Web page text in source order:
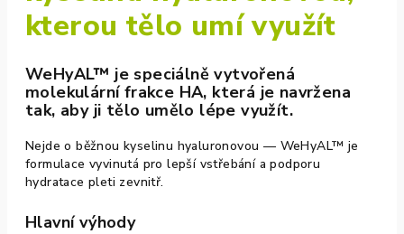
kterou tělo umí využít
WeHyAL™ je speciálně vytvořená
molekulární frakce HA, která je navržena
tak, aby ji tělo umělo lépe využít.
Nejde o běžnou kyselinu hyaluronovou — WeHyAL™ je
formulace vyvinutá pro lepší vstřebání a podporu
hydratace pleti zevnitř.
Hlavní výhody